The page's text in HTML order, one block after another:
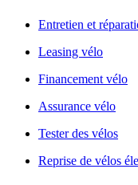
Entretien et
Leasing vélo
Financement vélo
Assurance vélo
Tester des vélos
Reprise de vélos